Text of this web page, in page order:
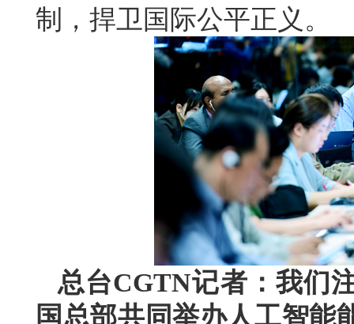
制，捍卫国际公平正义。
总台CGTN记者：我们
国总部共同举办人工智能